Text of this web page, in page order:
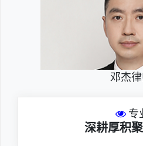
邓杰
专
深耕厚积